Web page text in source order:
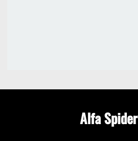
Alfa Spider